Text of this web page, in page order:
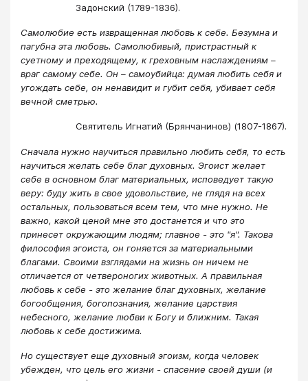
Задонский (1789-1836).
Самолюбие есть извращенная любовь к себе. Безумна и
пагубна эта любовь. Самолюбивый, пристрастный к
суетному и преходящему, к греховным наслаждениям –
враг самому себе. Он – самоубийца: думая любить себя и
угождать себе, он ненавидит и губит себя, убивает себя
вечной сметрью.
Святитель Игнатий (Брянчанинов) (1807-1867).
Сначала нужно научиться правильно любить себя, то есть
научиться желать себе благ духовных. Эгоист желает
себе в основном благ материальных, исповедует такую
веру: буду жить в свое удовольствие, не глядя на всех
остальных, пользоваться всем тем, что мне нужно. Не
важно, какой ценой мне это достанется и что это
принесет окружающим людям; главное - это "я". Такова
философия эгоиста, он гоняется за материальными
благами. Своими взглядами на жизнь он ничем не
отличается от четвероногих животных. А правильная
любовь к себе - это желание благ духовных, желание
богообщения, богопознания, желание царствия
небесного, желание любви к Богу и ближним. Такая
любовь к себе достижима.
Но существует еще духовный эгоизм, когда человек
убежден, что цель его жизни - спасение своей души (и